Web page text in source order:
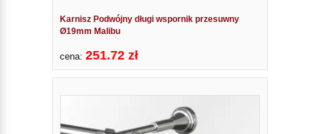
Karnisz Podwójny długi wspornik przesuwny
Ø19mm Malibu
cena: 251.72 zł